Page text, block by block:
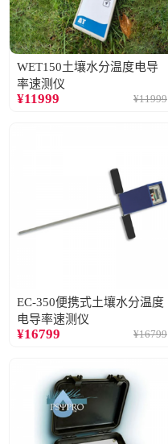
WET150土壤水分温度电导
率速测仪
¥11999 ¥11999
EC-350便携式土壤水分温度
电导率速测仪
¥16799 ¥16799